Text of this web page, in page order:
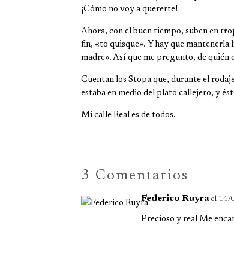
¡Cómo no voy a quererte!
Ahora, con el buen tiempo, suben en
fin, «to quisque». Y hay que
madre». Así que me pregunto, de quién
Cuentan los Stopa que, durante el
estaba en medio del plató callejero, y
Mi calle Real es de todos.
3 Comentarios
Federico Ruyra el 14/
Precioso y real Me